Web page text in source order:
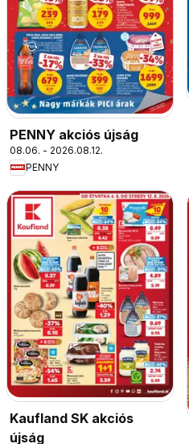
PENNY akciós újság
08.06. - 2026.08.12.
PENNY
Kaufland SK akciós
újság